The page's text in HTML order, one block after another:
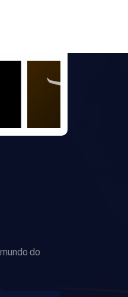
do